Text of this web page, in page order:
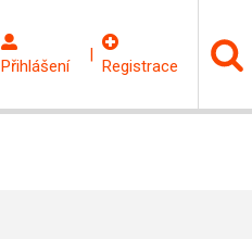
Přihlášení
|
Registrace